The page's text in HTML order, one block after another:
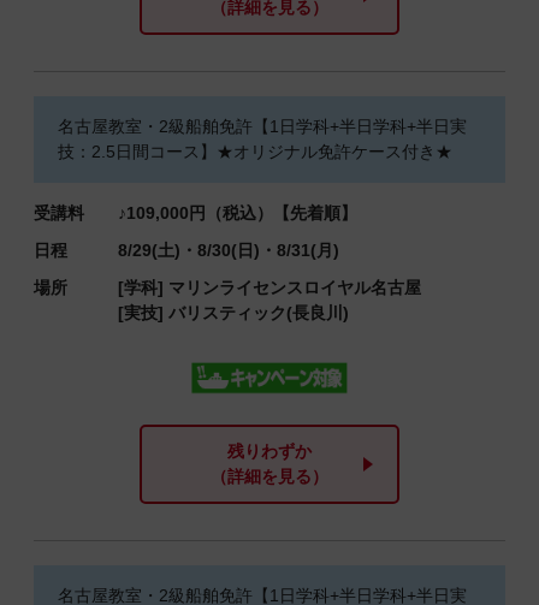
（詳細を見る）
名古屋教室・2級船舶免許【1日学科+半日学科+半日実
技：2.5日間コース】★オリジナル免許ケース付き★
受講料
♪109,000円（税込）【先着順】
日程
8/29(土)・8/30(日)・8/31(月)
場所
[学科] マリンライセンスロイヤル名古屋
[実技] バリスティック(長良川)
残りわずか
（詳細を見る）
名古屋教室・2級船舶免許【1日学科+半日学科+半日実